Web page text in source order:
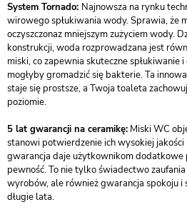
System Tornado: Najnowsza na rynku
wirowego spłukiwania wody. Sprawia, że
oczyszczonaz mniejszym zużyciem wody.
konstrukcji, woda rozprowadzana jest
miski, co zapewnia skuteczne spłukiwanie
mogłyby gromadzić się bakterie. Ta
staje się prostsze, a Twoja toaleta
poziomie.
5 lat gwarancji na ceramikę: Miski WC
stanowi potwierdzenie ich wysokiej jakości
gwarancja daje użytkownikom dodatkowe
pewność. To nie tylko świadectwo
wyrobów, ale również gwarancja spokoju
długie lata.